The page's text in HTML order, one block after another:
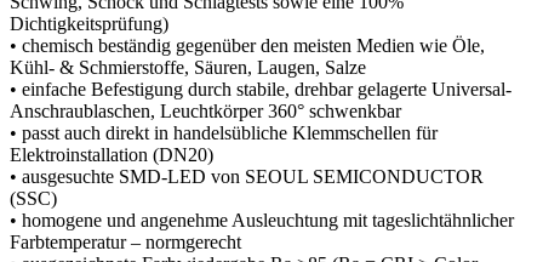
Dichtigkeitsprüfung)
• chemisch beständig gegenüber den meisten Medien wie Öle,
Kühl- & Schmierstoffe, Säuren, Laugen, Salze
• einfache Befestigung durch stabile, drehbar gelagerte Universal-
Anschraublaschen, Leuchtkörper 360° schwenkbar
• passt auch direkt in handelsübliche Klemmschellen für
Elektroinstallation (DN20)
• ausgesuchte SMD-LED von SEOUL SEMICONDUCTOR
(SSC)
• homogene und angenehme Ausleuchtung mit tageslichtähnlicher
Farbtemperatur – normgerecht